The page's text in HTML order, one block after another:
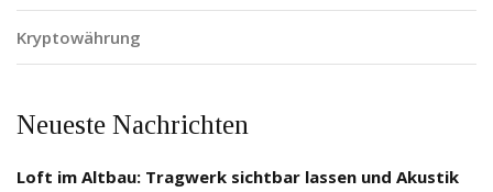
Kryptowährung
Neueste Nachrichten
Loft im Altbau: Tragwerk sichtbar lassen und Akustik